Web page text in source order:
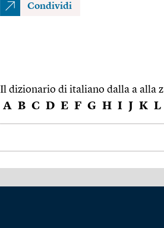
Condividi
Il dizionario di italiano dalla a alla z
A B C D E F G H I J K L